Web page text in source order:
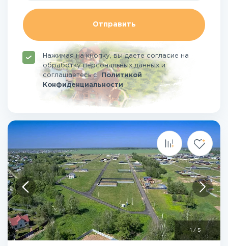
Отправить
Нажимая на кнопку, вы даете согласие на
обработку персональных данных и
соглашаетесьсПолитикой
Конфиденциальности
1/5